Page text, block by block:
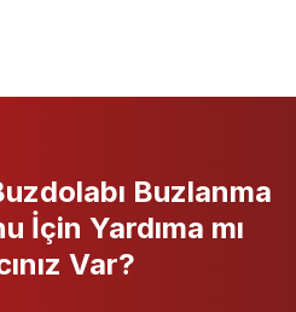
Buzlanma
İçin Yardıma mı
Var?